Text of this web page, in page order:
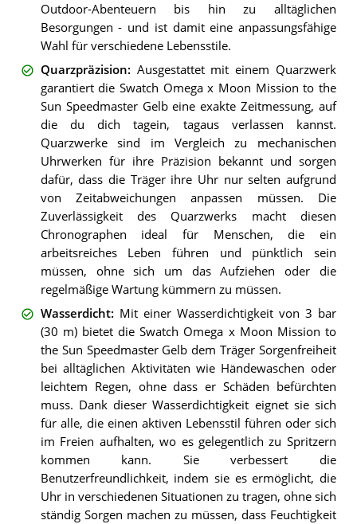
Outdoor-Abenteuern bis hin zu alltäglichen
Besorgungen - und ist damit eine anpassungsfähige
Wahl für verschiedene Lebensstile.
Quarzpräzision: Ausgestattet mit einem Quarzwerk
garantiert die Swatch Omega x Moon Mission to the
Sun Speedmaster Gelb eine exakte Zeitmessung, auf
die du dich tagein, tagaus verlassen kannst.
Quarzwerke sind im Vergleich zu mechanischen
Uhrwerken für ihre Präzision bekannt und sorgen
dafür, dass die Träger ihre Uhr nur selten aufgrund
von Zeitabweichungen anpassen müssen. Die
Zuverlässigkeit des Quarzwerks macht diesen
Chronographen ideal für Menschen, die ein
arbeitsreiches Leben führen und pünktlich sein
müssen, ohne sich um das Aufziehen oder die
regelmäßige Wartung kümmern zu müssen.
Wasserdicht: Mit einer Wasserdichtigkeit von 3 bar
(30 m) bietet die Swatch Omega x Moon Mission to
the Sun Speedmaster Gelb dem Träger Sorgenfreiheit
bei alltäglichen Aktivitäten wie Händewaschen oder
leichtem Regen, ohne dass er Schäden befürchten
muss. Dank dieser Wasserdichtigkeit eignet sie sich
für alle, die einen aktiven Lebensstil führen oder sich
im Freien aufhalten, wo es gelegentlich zu Spritzern
kommen kann. Sie verbessert die
Benutzerfreundlichkeit, indem sie es ermöglicht, die
Uhr in verschiedenen Situationen zu tragen, ohne sich
ständig Sorgen machen zu müssen, dass Feuchtigkeit